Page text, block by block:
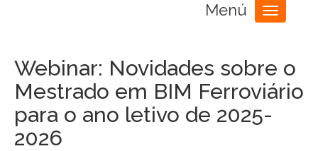
Menú
Toggle
navigation
Webinar: Novidades sobre o
Mestrado em BIM Ferroviário
para o ano letivo de 2025-
2026